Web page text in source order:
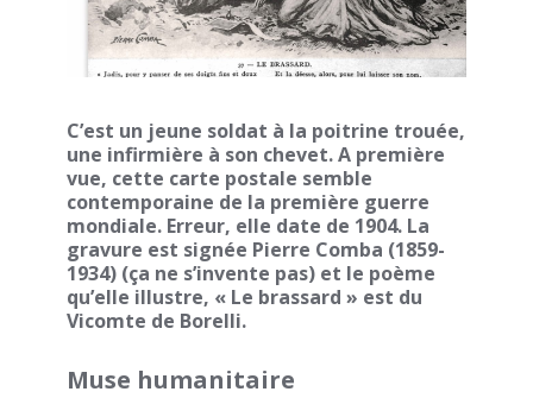
C’est un jeune soldat à la poitrine trouée,
une infirmière à son chevet. A première
vue, cette carte postale semble
contemporaine de la première guerre
mondiale. Erreur, elle date de 1904. La
gravure est signée Pierre Comba (1859-
1934) (ça ne s’invente pas) et le poème
qu’elle illustre, « Le brassard » est du
Vicomte de Borelli.
Muse humanitaire